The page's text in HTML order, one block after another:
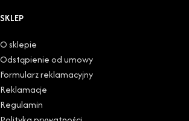
SKLEP
O sklepie
Odstąpienie od umowy
Formularz reklamacyjny
Reklamacje
Regulamin